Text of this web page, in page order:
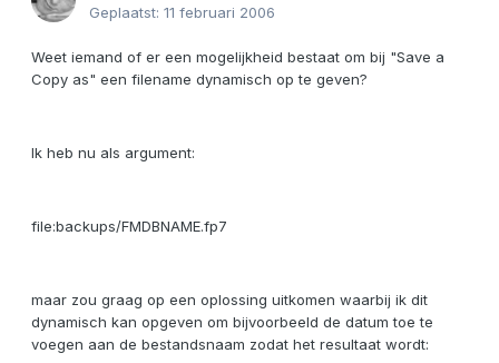
Geplaatst: 11 februari 2006
Weet iemand of er een mogelijkheid bestaat om bij "Save a
Copy as" een filename dynamisch op te geven?
Ik heb nu als argument:
file:backups/FMDBNAME.fp7
maar zou graag op een oplossing uitkomen waarbij ik dit
dynamisch kan opgeven om bijvoorbeeld de datum toe te
voegen aan de bestandsnaam zodat het resultaat wordt: